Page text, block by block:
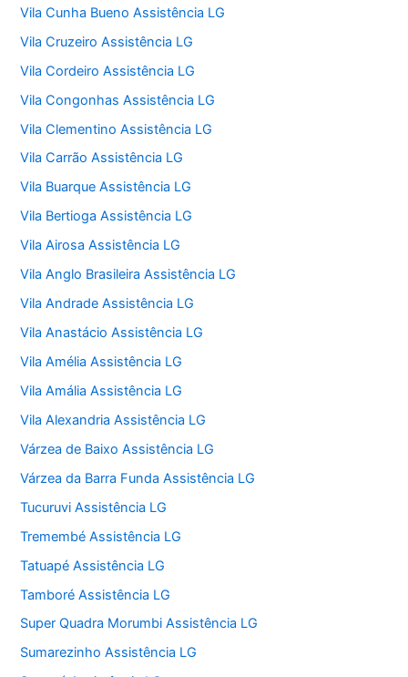
Vila Cunha Bueno Assistência LG
Vila Cruzeiro Assistência LG
Vila Cordeiro Assistência LG
Vila Congonhas Assistência LG
Vila Clementino Assistência LG
Vila Carrão Assistência LG
Vila Buarque Assistência LG
Vila Bertioga Assistência LG
Vila Airosa Assistência LG
Vila Anglo Brasileira Assistência LG
Vila Andrade Assistência LG
Vila Anastácio Assistência LG
Vila Amélia Assistência LG
Vila Amália Assistência LG
Vila Alexandria Assistência LG
Várzea de Baixo Assistência LG
Várzea da Barra Funda Assistência LG
Tucuruvi Assistência LG
Tremembé Assistência LG
Tatuapé Assistência LG
Tamboré Assistência LG
Super Quadra Morumbi Assistência LG
Sumarezinho Assistência LG